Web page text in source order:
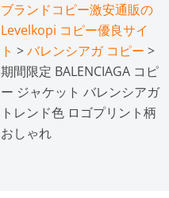
ブランドコピー激安通販の
Levelkopi コピー優良サイ
ト >バレンシアガ コピー >
期間限定 BALENCIAGA コピ
ー ジャケット バレンシアガ
トレンド色 ロゴプリント柄
おしゃれ